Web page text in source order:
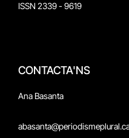
ISSN 2339 - 9619
CONTACTA'NS
Ana Basanta